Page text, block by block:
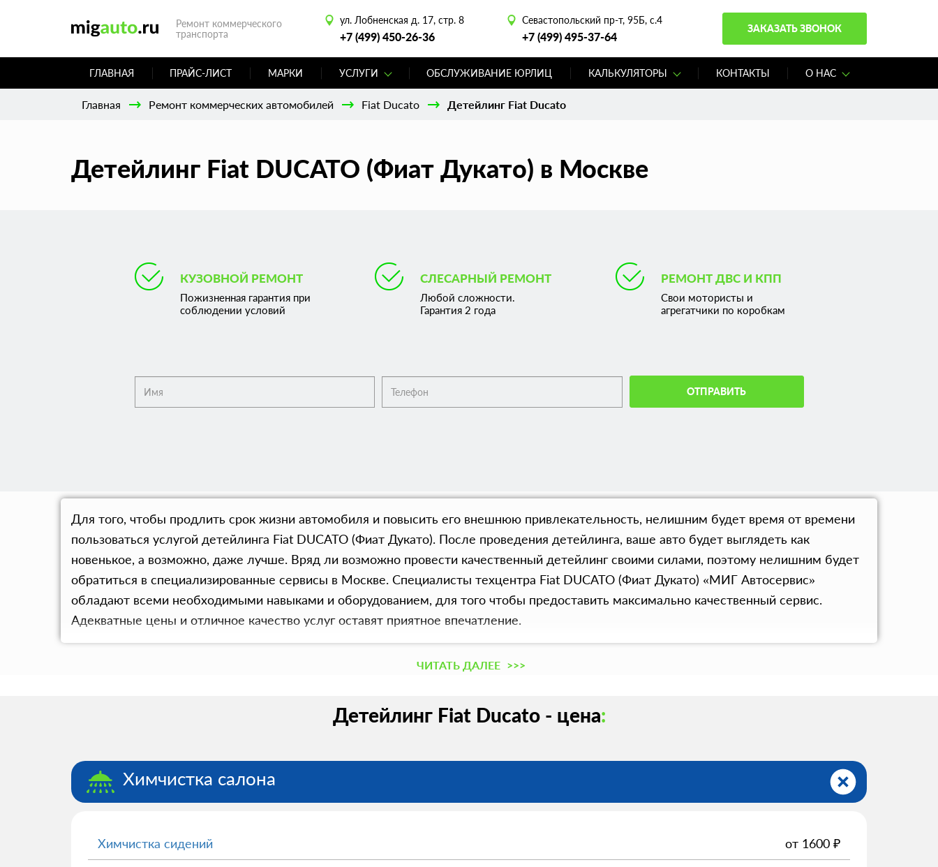
Ремонт коммерческого
транспорта
ул. Лобненская д. 17, стр. 8
+7 (499) 450-26-36
Севастопольский пр-т, 95Б, с.4
+7 (499) 495-37-64
ЗАКАЗАТЬ ЗВОНОК
ГЛАВНАЯ ПРАЙС-ЛИСТ МАРКИ УСЛУГИ ОБСЛУЖИВАНИЕ ЮРЛИЦ КАЛЬКУЛЯТОРЫ КОНТАКТЫ О НАС
Главная Ремонт коммерческих автомобилей Fiat Ducato Детейлинг Fiat Ducato
Детейлинг Fiat DUCATO (Фиат Дукато) в Москве
КУЗОВНОЙ РЕМОНТ
Пожизненная гарантия при
соблюдении условий
СЛЕСАРНЫЙ РЕМОНТ
Любой сложности.
Гарантия 2 года
РЕМОНТ ДВС И КПП
Свои мотористы и
агрегатчики по коробкам
ОТПРАВИТЬ
Для того, чтобы продлить срок жизни автомобиля и повысить его внешнюю привлекательность, нелишним будет время от времени
пользоваться услугой детейлинга Fiat DUCATO (Фиат Дукато). После проведения детейлинга, ваше авто будет выглядеть как
новенькое, а возможно, даже лучше. Вряд ли возможно провести качественный детейлинг своими силами, поэтому нелишним будет
обратиться в специализированные сервисы в Москве. Специалисты техцентра Fiat DUCATO (Фиат Дукато) «МИГ Автосервис»
обладают всеми необходимыми навыками и оборудованием, для того чтобы предоставить максимально качественный сервис.
Адекватные цены и отличное качество услуг оставят приятное впечатление.
ЧИТАТЬ ДАЛЕЕ >>>
Детейлинг Fiat Ducato - цена:
Химчистка салона
Химчистка сидений от 1600 ₽